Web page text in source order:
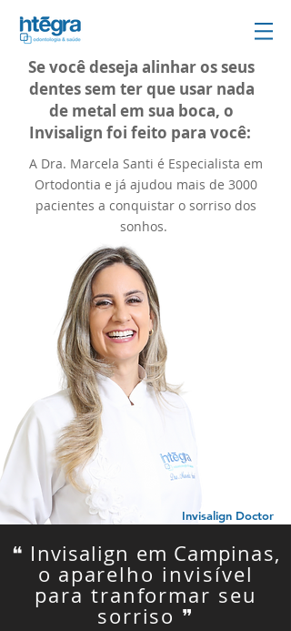
Se você deseja alinhar os seus
dentes sem ter que usar nada
de metal em sua boca, o
Invisalign foi feito para você:
A Dra. Marcela Santi é Especialista em
Ortodontia e já ajudou mais de 3000
pacientes a conquistar o sorriso dos
sonhos.
Invisalign Doctor
❝ Invisalign em Campinas,
o aparelho invisível
para tranformar seu
sorriso ❞